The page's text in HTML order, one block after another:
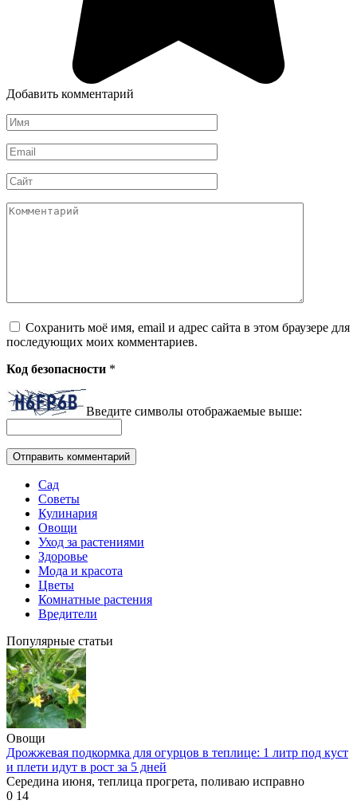
Добавить комментарий
Имя
*
Email
*
Сайт
Комментарий
Сохранить моё имя, email и адрес сайта в этом браузере для
последующих моих комментариев.
Код безопасности *
Введите символы отображаемые выше:
Сад
Советы
Кулинария
Овощи
Уход за растениями
Здоровье
Мода и красота
Цветы
Комнатные растения
Вредители
Популярные статьи
Овощи
Дрожжевая подкормка для огурцов в теплице: 1 литр под куст
и плети идут в рост за 5 дней
Середина июня, теплица прогрета, поливаю исправно
0 14